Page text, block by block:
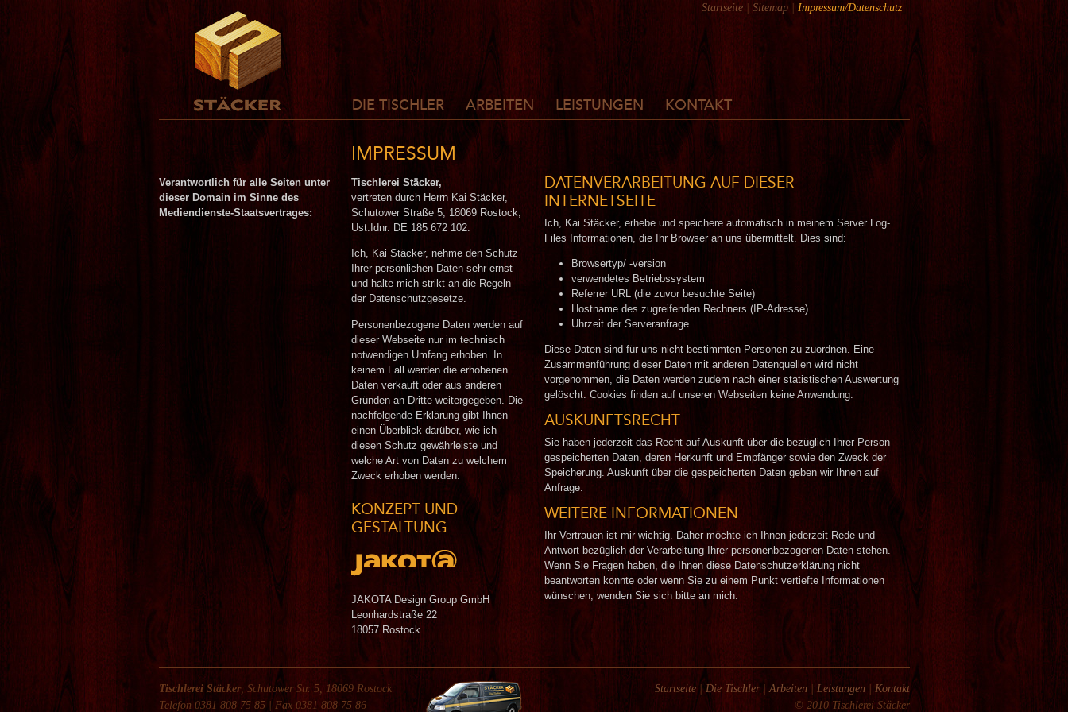
Startseite| Sitemap| Impressum/Datenschutz
DIE TISCHLER ARBEITEN LEISTUNGEN KONTAKT
IMPRESSUM
Verantwortlich für alle Seiten unter
dieser Domain im Sinne des
Mediendienste-Staatsvertrages:
Tischlerei Stäcker,
vertreten durch Herrn Kai Stäcker,
Schutower Straße 5, 18069 Rostock,
Ust.Idnr. DE 185 672 102.
Ich, Kai Stäcker, nehme den Schutz
Ihrer persönlichen Daten sehr ernst
und halte mich strikt an die Regeln
der Datenschutzgesetze.
Personenbezogene Daten werden auf
dieser Webseite nur im technisch
notwendigen Umfang erhoben. In
keinem Fall werden die erhobenen
Daten verkauft oder aus anderen
Gründen an Dritte weitergegeben. Die
nachfolgende Erklärung gibt Ihnen
einen Überblick darüber, wie ich
diesen Schutz gewährleiste und
welche Art von Daten zu welchem
Zweck erhoben werden.
KONZEPT UND
GESTALTUNG
JAKOTA Design Group GmbH
Leonhardstraße 22
18057 Rostock
DATENVERARBEITUNG AUF DIESER
INTERNETSEITE
Ich, Kai Stäcker, erhebe und speichere automatisch in meinem Server Log-
Files Informationen, die Ihr Browser an uns übermittelt. Dies sind:
Browsertyp/ -version
verwendetes Betriebssystem
Referrer URL (die zuvor besuchte Seite)
Hostname des zugreifenden Rechners (IP-Adresse)
Uhrzeit der Serveranfrage.
Diese Daten sind für uns nicht bestimmten Personen zu­ zuordnen. Eine
Zusammenführung dieser Daten mit anderen Datenquellen wird nicht
vorgenommen, die Daten werden zudem nach einer statistischen Auswertung
gelöscht. Cookies finden auf unseren Webseiten keine Anwendung.
AUSKUNFTSRECHT
Sie haben jederzeit das Recht auf Auskunft über die bezüglich Ihrer Person
gespeicherten Daten, deren Herkunft und Empfänger sowie den Zweck der
Speicherung. Auskunft über die gespeicherten Daten geben wir Ihnen auf
Anfrage.
WEITERE INFORMATIONEN
Ihr Vertrauen ist mir wichtig. Daher möchte ich Ihnen jederzeit Rede und
Antwort bezüglich der Verarbeitung Ihrer personenbezogenen Daten stehen.
Wenn Sie Fragen haben, die Ihnen diese Datenschutzerklärung nicht
beantworten konnte oder wenn Sie zu einem Punkt vertiefte Informationen
wünschen, wenden Sie sich bitte an mich.
Tischlerei Stäcker, Schutower Str. 5, 18069 Rostock
Telefon 0381 808 75 85 | Fax 0381 808 75 86
Startseite| Die Tischler| Arbeiten| Leistungen| Kontakt
© 2010 Tischlerei Stäcker